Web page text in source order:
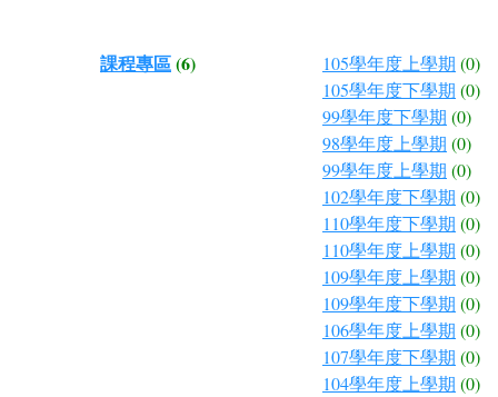
課程專區(6) 105學年度上學期 (0)
105學年度下學期 (0)
99學年度下學期 (0)
98學年度上學期 (0)
99學年度上學期 (0)
102學年度下學期 (0)
110學年度下學期 (0)
110學年度上學期 (0)
109學年度上學期 (0)
109學年度下學期 (0)
106學年度上學期 (0)
107學年度下學期 (0)
104學年度上學期 (0)